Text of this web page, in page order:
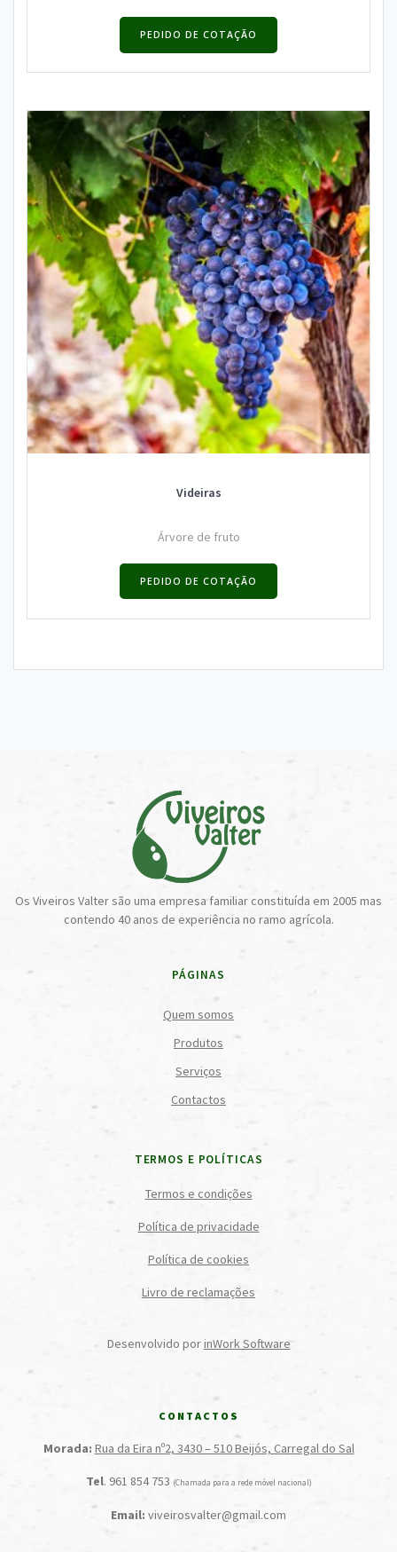
PEDIDO DE COTAÇÃO
Videiras
Árvore de fruto
PEDIDO DE COTAÇÃO
Os Viveiros Valter são uma empresa familiar constituída em 2005 mas
contendo 40 anos de experiência no ramo agrícola.
PÁGINAS
Quem somos
Produtos
Serviços
Contactos
TERMOS E POLÍTICAS
Termos e condições
Política de privacidade
Política de cookies
Livro de reclamações
Desenvolvido porinWork Software
CONTACTOS
Morada: Rua da Eira nº2, 3430 – 510 Beijós, Carregal do Sal
Tel. 961 854 753 (Chamada para a rede móvel nacional)
Email: viveirosvalter@gmail.com